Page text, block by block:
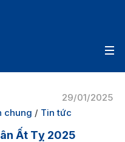
29/01/2025
chung / Tin tức
Ất Tỵ 2025